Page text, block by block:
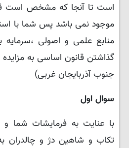
است تا آنجا که مشخص است
موجود نمی باشد پس شما با
منابع علمی و اصولی ،سرمایه
گذاشتن قانون اساسی به
جنوب آذربایجان غربی)
سوال اول
با عنایت به فرمایشات شما
تکاب و شاهین دژ و چالدران